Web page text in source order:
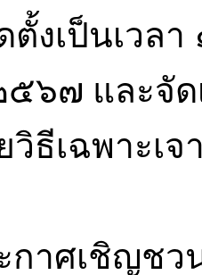
ตั้งเป็นเวล
๖๗ และจั
ธีเฉพาะเจ
กาศเชิญชว